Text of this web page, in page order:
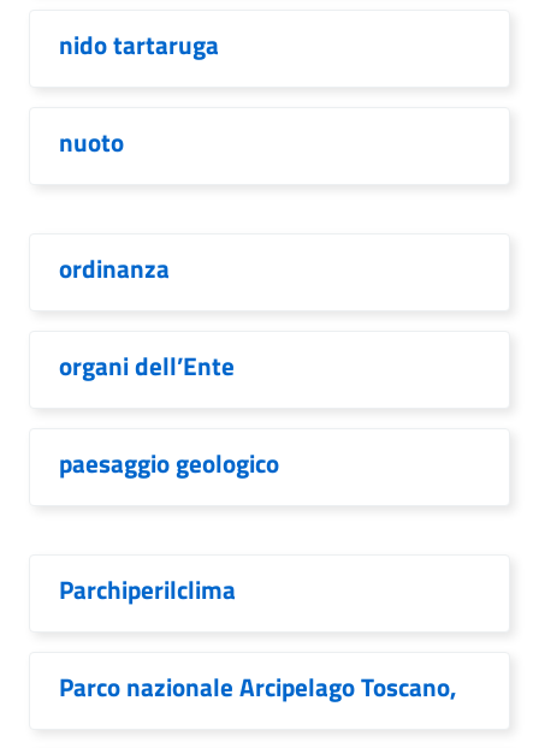
nido tartaruga
nuoto
ordinanza
organi dell’Ente
paesaggio geologico
Parchiperilclima
Parco nazionale Arcipelago Toscano,